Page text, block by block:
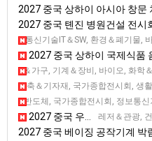
2027 중국 상하이 아시아 창문
2027 중국 톈진 병원건설 전시
정보통신기술IT＆SW, 환경＆폐기물
2027 중국 베이징 과학기술
2027 중국 상하이 국제식품 음료
용품＆가구, 기계＆장비, 바이오, 화
2027 중국 청두 서부 국제 전
건축＆기자재, 국가종합전시회,
2027 중국 광저우 춘계 수출
자＆반도체, 국가종합전시회, 정보통
2027 중국 광저우 춘계 수출
레저＆관광,
2027 중국 우한 국제 헬스 전시회 [WHE]
2027 중국 베이징 공작기계 박